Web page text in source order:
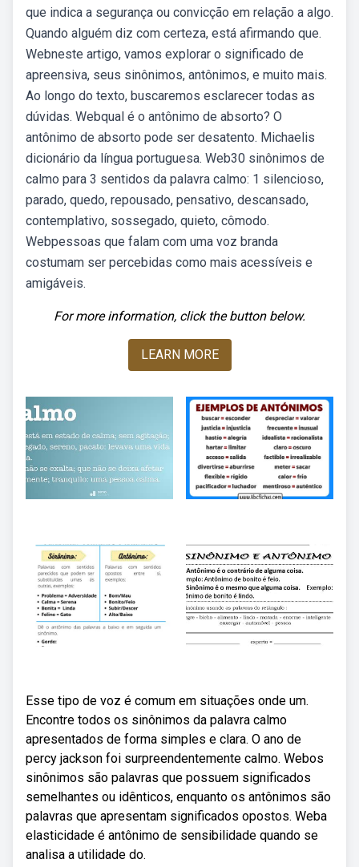
que indica a segurança ou convicção em relação a algo.
Quando alguém diz com certeza, está afirmando que.
Webneste artigo, vamos explorar o significado de
apreensiva, seus sinônimos, antônimos, e muito mais.
Ao longo do texto, buscaremos esclarecer todas as
dúvidas. Webqual é o antônimo de absorto? O
antônimo de absorto pode ser desatento. Michaelis
dicionário da língua portuguesa. Web30 sinônimos de
calmo para 3 sentidos da palavra calmo: 1 silencioso,
parado, quedo, repousado, pensativo, descansado,
contemplativo, sossegado, quieto, cômodo.
Webpessoas que falam com uma voz branda
costumam ser percebidas como mais acessíveis e
amigáveis.
For more information, click the button below.
LEARN MORE
Esse tipo de voz é comum em situações onde um.
Encontre todos os sinônimos da palavra calmo
apresentados de forma simples e clara. O ano de
percy jackson foi surpreendentemente calmo. Webos
sinônimos são palavras que possuem significados
semelhantes ou idênticos, enquanto os antônimos são
palavras que apresentam significados opostos. Weba
elasticidade é antônimo de sensibilidade quando se
analisa a utilidade do.